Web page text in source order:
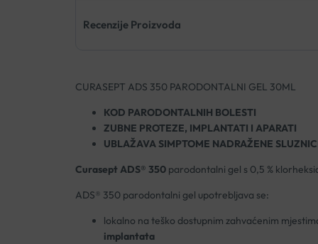
Recenzije Proizvoda
CURASEPT ADS 350 PARODONTALNI GEL 30ML
KOD PARODONTALNIH BOLESTI
ZUBNE PROTEZE, IMPLANTATI I APARATI
UBLAŽAVA SIMPTOME NADRAŽENE
Curasept ADS® 350parodontalni gel s 0,5 %
ADS® 350 parodontalni gel upotrebljava se:
lokalno na teško dostupnim zahvaćenim
implantata